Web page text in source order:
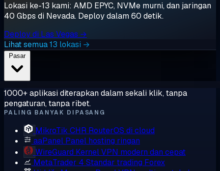
Lokasi ke-13 kami: AMD EPYC, NVMe murni, dan jaringan
40 Gbps di Nevada. Deploy dalam 60 detik.
Deploy di Las Vegas →
Lihat semua 13 lokasi →
Pasar
1000+ aplikasi diterapkan dalam sekali klik, tanpa
pengaturan, tanpa ribet.
PALING BANYAK DIPASANG
MikroTik CHR RouterOS di cloud
aaPanel Panel hosting ringan
WireGuard Kernel VPN modern dan cepat
MetaTrader 4 Standar trading Forex